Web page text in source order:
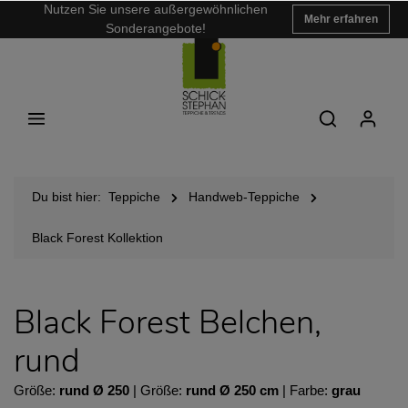
Nutzen Sie unsere außergewöhnlichen
Sonderangebote!
Mehr erfahren
Du bist hier: Teppiche Handweb-Teppiche
Black Forest Kollektion
Black Forest Belchen,
rund
Größe: rund Ø 250 | Größe: rund Ø 250 cm | Farbe: grau